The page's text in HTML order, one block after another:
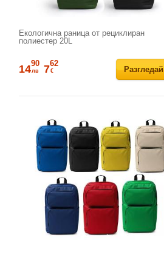
Екологична раница от рециклиран
полиестер 20L
Разгледай
1490
лв 762
€